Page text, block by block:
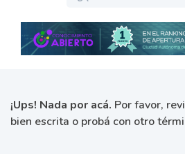
¡Ups! Nada por acá. Por favor,
bien escrita o probá con otro